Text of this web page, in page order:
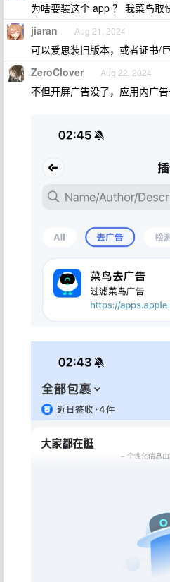
为啥要装这个 app ？ 我菜鸟取
jiaran Aug 21, 2024
可以爱思装旧版本，或者证书/
ZeroClover Aug 22, 2024
不但开屏广告没了，应用内广